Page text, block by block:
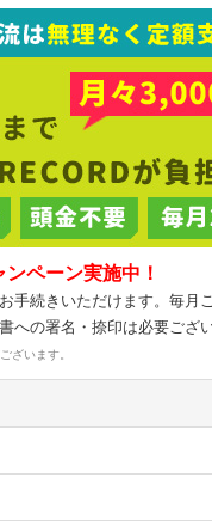
ペーン実施中！
手続きいただけます。毎月
への署名・捺印は必要ござい
ざいます。